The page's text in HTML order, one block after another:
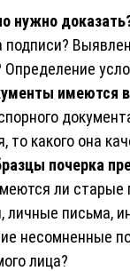
нужно
подписи?
Определение
имеются
то какого она
почерка
ли старые
личные письма,
несомненные
лица?